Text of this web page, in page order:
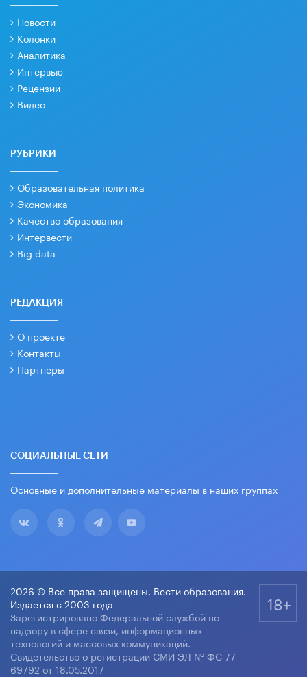
Новости
Колонки
Аналитика
Интервью
Рецензии
Видео
РУБРИКИ
Образовательная политика
Экономика
Качество образования
Интервести
Big data
РЕДАКЦИЯ
О проекте
Контакты
Партнеры
СОЦИАЛЬНЫЕ СЕТИ
Основные и дополнительные материалы в наших группах
2026 © Все права защищены. Вести образования.
Издается с 2003 года
Зарегистрировано Федеральной службой по
надзору в сфере связи, информационных
технологий и массовых коммуникаций.
Свидетельство о регистрации СМИ ЭЛ № ФС 77-
69792 от 18.05.2017
18+